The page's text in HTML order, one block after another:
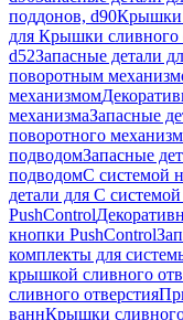
поддонов, d90Крышки
для Крышки сливного
d52Запасные детали
поворотным
механизмом
механизмаЗапасные
поворотного
подводомЗапасные
подводомС системой
детали для С
PushControl
кнопки PushControl
комплекты для
крышкой сливного
сливного отверстия
ваннКрышки сливного